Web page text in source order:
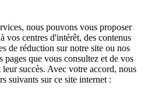
nous pouvons vous proposer
vos centres d'intérêt, des contenus
de réduction sur notre site ou nos
pages que vous consultez et de vos
succès. Avec votre accord, nous
suivants sur ce site internet :